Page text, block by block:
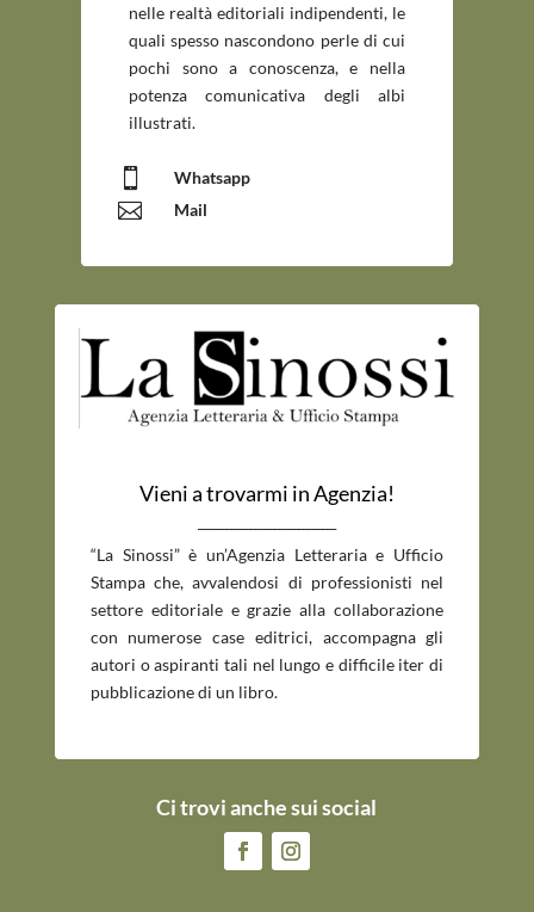
nelle realtà editoriali indipendenti, le
quali spesso nascondono perle di cui
pochi sono a conoscenza, e nella
potenza comunicativa degli albi
illustrati.
 Whatsapp
 Mail
Vieni a trovarmi in Agenzia!
“La Sinossi” è un’Agenzia Letteraria e Ufficio
Stampa che, avvalendosi di professionisti nel
settore editoriale e grazie alla collaborazione
con numerose case editrici, accompagna gli
autori o aspiranti tali nel lungo e difficile iter di
pubblicazione di un libro.
Ci trovi anche sui social